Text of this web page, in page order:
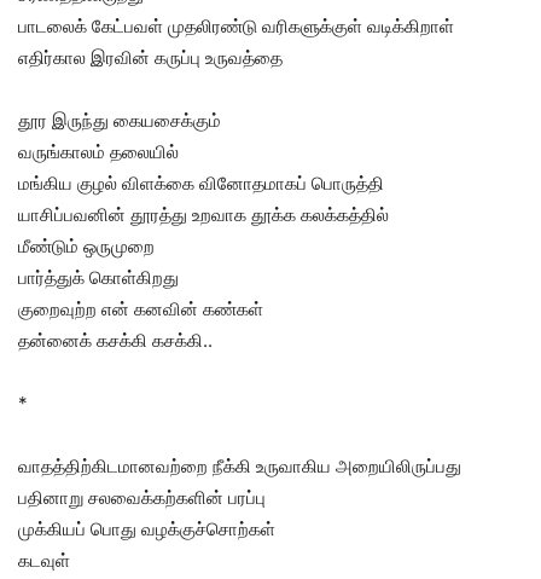
பாடலைக் கேட்பவள் முதலிரண்டு வரிகளுக்குள் வடிக்கிறாள்
எதிர்கால இரவின் கருப்பு உருவத்தை
தூர இருந்து கையசைக்கும்
வருங்காலம் தலையில்
மங்கிய குழல் விளக்கை வினோதமாகப் பொருத்தி
யாசிப்பவனின் தூரத்து உறவாக தூக்க கலக்கத்தில்
மீண்டும் ஒருமுறை
பார்த்துக் கொள்கிறது
குறைவுற்ற என் கனவின் கண்கள்
தன்னைக் கசக்கி கசக்கி..
*
வாதத்திற்கிடமானவற்றை நீக்கி உருவாகிய அறையிலிருப்பது
பதினாறு சலவைக்கற்களின் பரப்பு
முக்கியப் பொது வழக்குச்சொற்கள்
கடவுள்